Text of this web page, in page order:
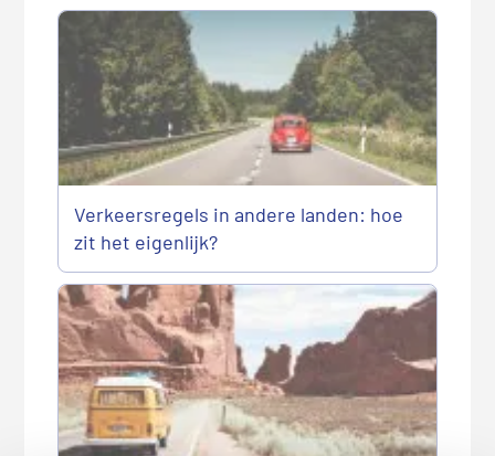
Verkeersregels in andere landen: hoe
zit het eigenlijk?